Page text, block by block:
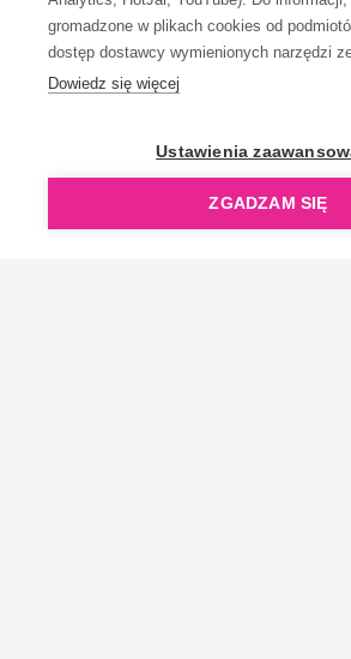
gromadzone w plikach cookies od
dostęp dostawcy wymienionych narzędzi
Dowiedz się więcej
Ustawienia
ZGADZAM SIĘ
OpenGift jest częścią